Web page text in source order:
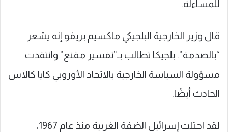
للمساءلة.
قال وزير الخارجية البلجيكي ماكسيم بريفو إنه يشعر
“بالصدمة”. بلجيكا تطالب بـ”تفسير مقنع” وانتقدت
مسؤولة السياسة الخارجية بالاتحاد الأوروبي كايا كالاس
الحادث أيضًا.
لقد احتلت إسرائيل الضفة الغربية منذ عام 1967،